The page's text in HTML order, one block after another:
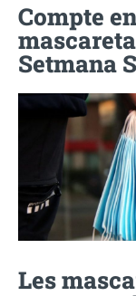
Compte
Setmana
Les